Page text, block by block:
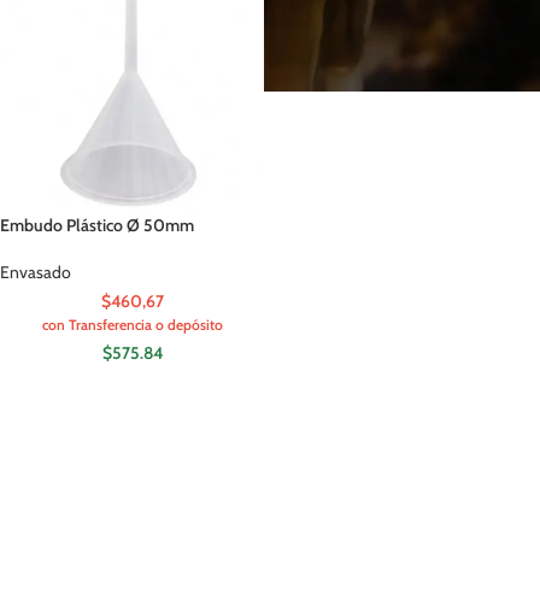
Embudo Plástico Ø 50mm
Envasado
$460,67
con Transferencia o depósito
$575.84